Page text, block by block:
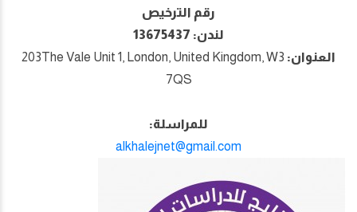
رقم الترخيص
لندن: 13675437
العنوان: 203The Vale Unit 1, London, United Kingdom, W3
7QS
للمراسلة:
alkhalejnet@gmail.com